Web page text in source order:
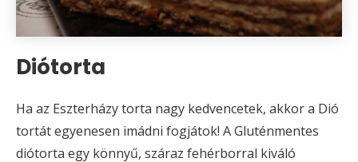
Diótorta
Ha az Eszterházy torta nagy kedvencetek, akkor a Dió
tortát egyenesen imádni fogjátok! A Gluténmentes
diótorta egy könnyű, száraz fehérborral kiváló